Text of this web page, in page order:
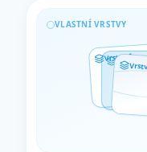
VLASTNÍ VRSTVY
Vrstva1
Vrstva